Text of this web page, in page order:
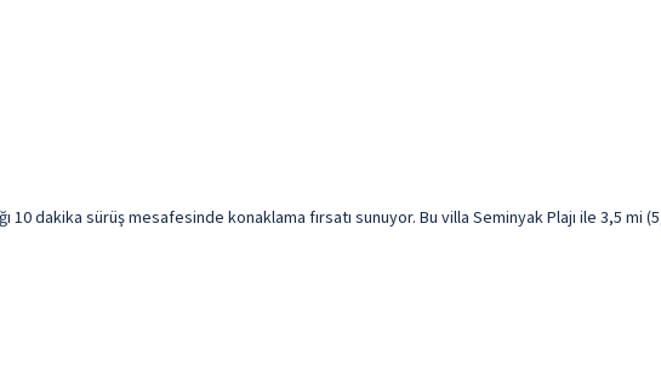
dakika sürüş mesafesinde konaklama fırsatı sunuyor. Bu villa Seminyak Plajı ile 3,5 mi